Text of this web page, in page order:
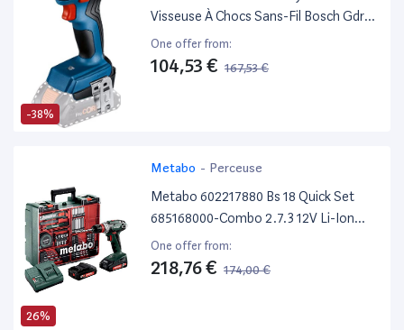
-38%
Visseuse À Chocs Sans-Fil Bosch Gdr
18V-200 (Couple Maxi 200 Nm, Sans
Batterie Ni Chargeur, Dans Boîte
One offer from:
104,53 € 167,53 €
26%
Metabo - Perceuse
Metabo 602217880 Bs 18 Quick Set
685168000-Combo 2.7.3 12V Li-Ion
SSD Bl (2X 2,0 Ah) Con Maletín, 230 W,
18 V, Multicolore, Taille Unique
One offer from:
218,76 € 174,00 €